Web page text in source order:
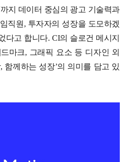
지 데이터 중심의 광고 기술력과
직원, 투자자의 성장을 도모하겠
다고 합니다. CI의 슬로건 메시지
드마크, 그래픽 요소 등 디자인 외
함께하는 성장’의 의미를 담고 있